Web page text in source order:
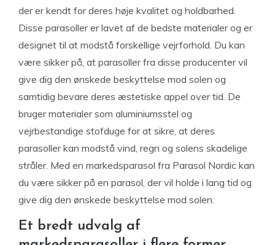
der er kendt for deres høje kvalitet og holdbarhed.
Disse parasoller er lavet af de bedste materialer og er
designet til at modstå forskellige vejrforhold. Du kan
være sikker på, at parasoller fra disse producenter vil
give dig den ønskede beskyttelse mod solen og
samtidig bevare deres æstetiske appel over tid. De
bruger materialer som aluminiumsstel og
vejrbestandige stofduge for at sikre, at deres
parasoller kan modstå vind, regn og solens skadelige
stråler. Med en markedsparasol fra Parasol Nordic kan
du være sikker på en parasol, der vil holde i lang tid og
give dig den ønskede beskyttelse mod solen.
Et bredt udvalg af